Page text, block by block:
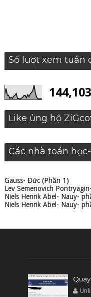
Số lượt xem tuần
144,103
Like ủng hộ
Các nhà toán
Gauss- Đức (Phần 1)
Lev Semenovich
Niels Henrik Abel- Nauy-
Niels Henrik Abel- Nauy-